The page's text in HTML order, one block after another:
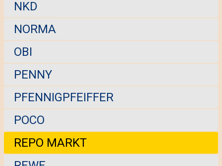
NKD
NORMA
OBI
PENNY
PFENNIGPFEIFFER
POCO
REPO MARKT